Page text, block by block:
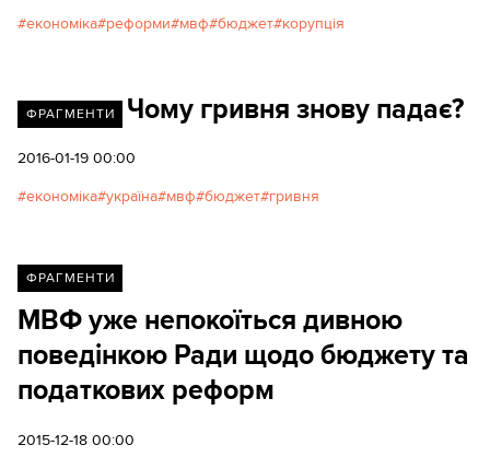
економіка реформи мвф бюджет корупція
ФРАГМЕНТИ Чому гривня знову падає?
2016-01-19 00:00
економіка україна мвф бюджет гривня
ФРАГМЕНТИ
МВФ уже непокоїться дивною
поведінкою Ради щодо бюджету та
податкових реформ
2015-12-18 00:00